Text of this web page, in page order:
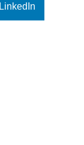
LinkedIn